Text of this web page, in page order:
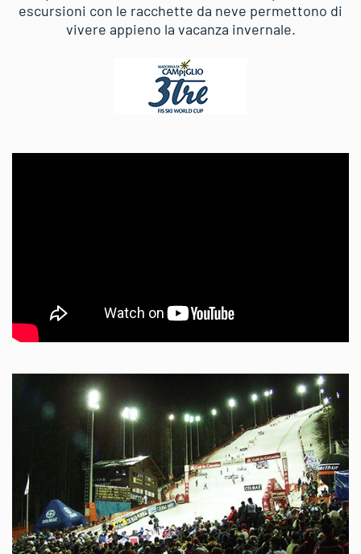
escursioni con le racchette da neve permettono di
vivere appieno la vacanza invernale.